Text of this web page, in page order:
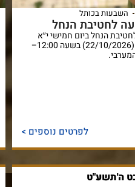
השבעות בכותל
לחטיבת הנחל
הנחל ביום חמישי י״א
בְּחֶשְׁוָן תשפ״ז (22/10/2026) בשעה 12:00–
לפרטים נוספים >
ה'תשע"ט